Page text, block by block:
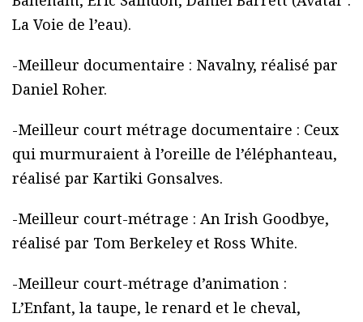
La Voie de l’eau).
-Meilleur documentaire : Navalny, réalisé par
Daniel Roher.
-Meilleur court métrage documentaire : Ceux
qui murmuraient à l’oreille de l’éléphanteau,
réalisé par Kartiki Gonsalves.
-Meilleur court-métrage : An Irish Goodbye,
réalisé par Tom Berkeley et Ross White.
-Meilleur court-métrage d’animation :
L’Enfant, la taupe, le renard et le cheval,